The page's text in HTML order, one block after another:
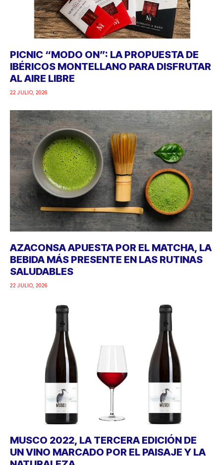
PICNIC “MODO ON”: LA PROPUESTA DE
IBÉRICOS MONTELLANO PARA DISFRUTAR
AL AIRE LIBRE
22 JULIO, 2026
AZACONSA APUESTA POR EL MATCHA, LA
BEBIDA MÁS PRESENTE EN LAS RUTINAS
SALUDABLES
22 JULIO, 2026
MUSCO 2022, LA TERCERA EDICIÓN DE
UN VINO MARCADO POR EL PAISAJE Y LA